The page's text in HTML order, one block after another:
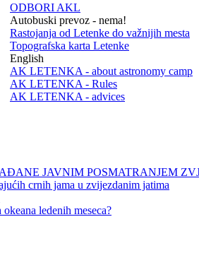
ODBORI AKL
Autobuski prevoz - nema!
Rastojanja od Letenke do važnijih mesta
Topografska karta Letenke
English
AK LETENKA - about astronomy camp
AK LETENKA - Rules
AK LETENKA - advices
JAVNIM POSMATRANJEM
crnih jama u zvijezdanim jatima
ledenih meseca?